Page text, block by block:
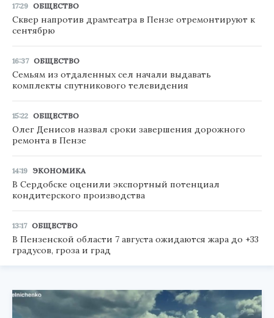
17:29 ОБЩЕСТВО
Сквер напротив драмтеатра в Пензе отремонтируют к
сентябрю
16:37 ОБЩЕСТВО
Семьям из отдаленных сел начали выдавать
комплекты спутникового телевидения
15:22 ОБЩЕСТВО
Олег Денисов назвал сроки завершения дорожного
ремонта в Пензе
14:19 ЭКОНОМИКА
В Сердобске оценили экспортный потенциал
кондитерского производства
13:17 ОБЩЕСТВО
В Пензенской области 7 августа ожидаются жара до +33
градусов, гроза и град